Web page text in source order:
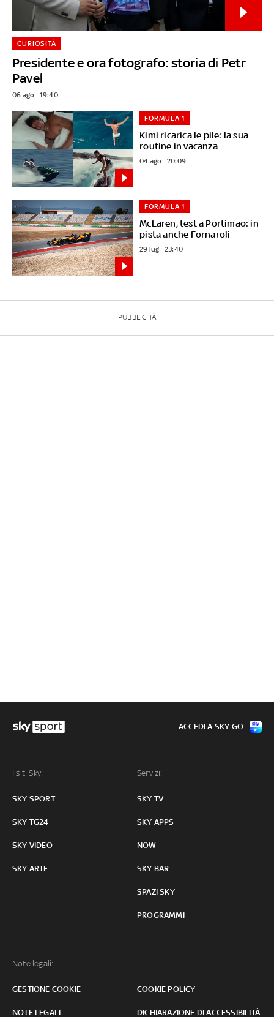
Presidente e ora fotografo: storia di Petr
Pavel
CURIOSITÀ
06 ago - 19:40
Kimi ricarica le pile: la sua
routine in vacanza
FORMULA 1
04 ago - 20:09
McLaren, test a Portimao: in
pista anche Fornaroli
FORMULA 1
29 lug - 23:40
PUBBLICITÀ
I siti Sky:
SKY SPORT
SKY TG24
SKY VIDEO
SKY ARTE
Servizi:
SKY TV
SKY APPS
NOW
SKY BAR
SPAZI SKY
PROGRAMMI
Note legali:
GESTIONE COOKIE COOKIE POLICY
NOTE LEGALI DICHIARAZIONE DI ACCESSIBILITÀ
ACCEDI A SKY GO